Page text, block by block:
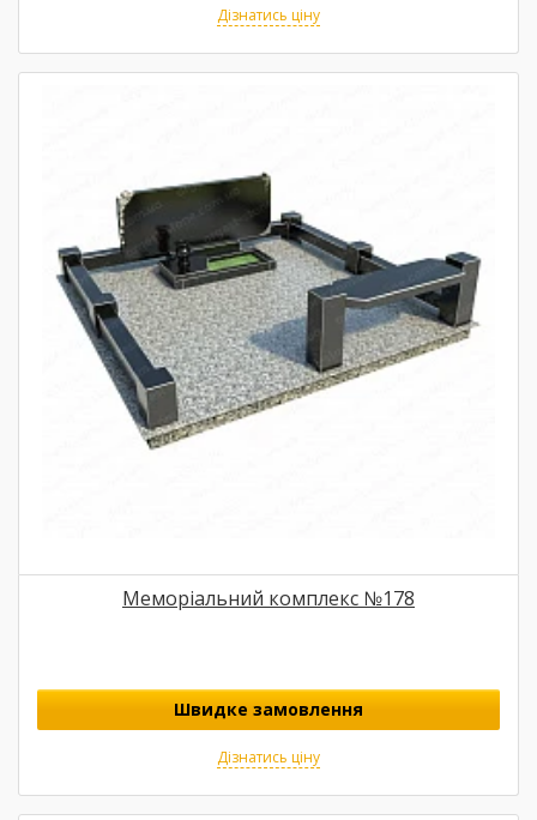
Дізнатись ціну
Меморіальний комплекс №178
Швидке замовлення
Дізнатись ціну